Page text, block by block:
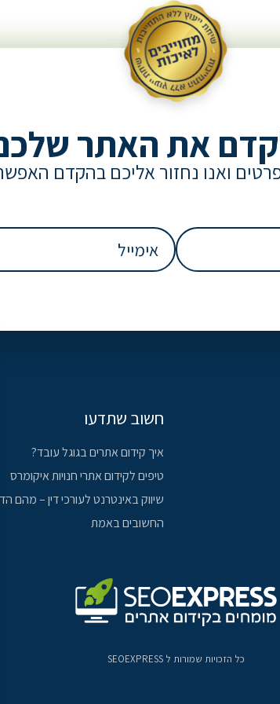
את האתר
ואנו נחזור אליכם בהקדם
אימייל
(חובה)
חשוב שתדעו
איך קידום אתרים בגוגל עובד?
טיפים לקידום אתרי חנויות איקומרס
שיווק באינטרנט לעורכי דין – מהם
החשובים באמת
כל הזכויות שמורות לSEOEXPRESS